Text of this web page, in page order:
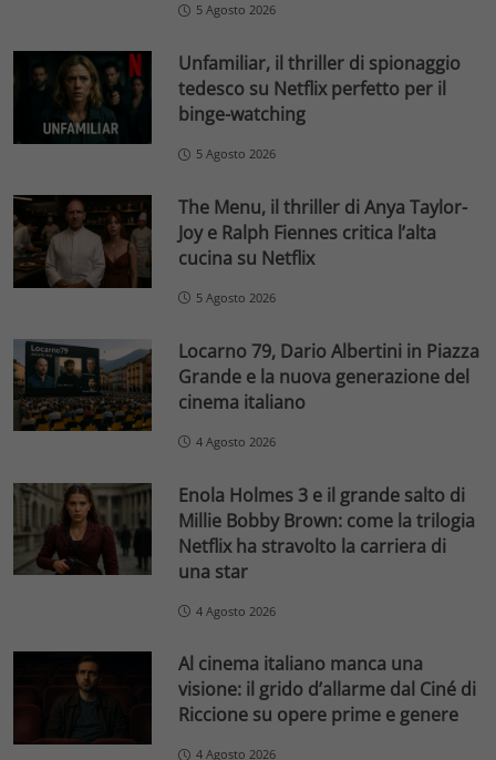
5 Agosto 2026
Unfamiliar, il thriller di spionaggio
tedesco su Netflix perfetto per il
binge-watching
5 Agosto 2026
The Menu, il thriller di Anya Taylor-
Joy e Ralph Fiennes critica l’alta
cucina su Netflix
5 Agosto 2026
Locarno 79, Dario Albertini in Piazza
Grande e la nuova generazione del
cinema italiano
4 Agosto 2026
Enola Holmes 3 e il grande salto di
Millie Bobby Brown: come la trilogia
Netflix ha stravolto la carriera di
una star
4 Agosto 2026
Al cinema italiano manca una
visione: il grido d’allarme dal Ciné di
Riccione su opere prime e genere
4 Agosto 2026